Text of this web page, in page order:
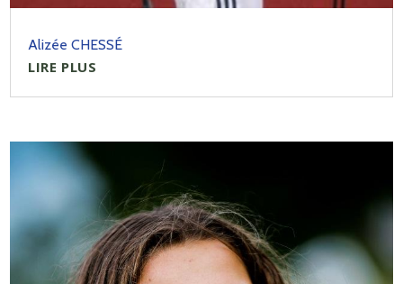
Alizée CHESSÉ
LIRE PLUS